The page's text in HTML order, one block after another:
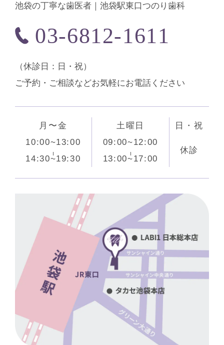
池袋の丁寧な歯医者｜池袋駅東口つのり歯科
03-6812-1611
（休診⽇：日・祝）
ご予約・ご相談などお気軽にお電話ください
月〜金 土曜日
日・祝
10:00~13:00
09:00~12:00
休診
14:30~19:30
13:00~17:00